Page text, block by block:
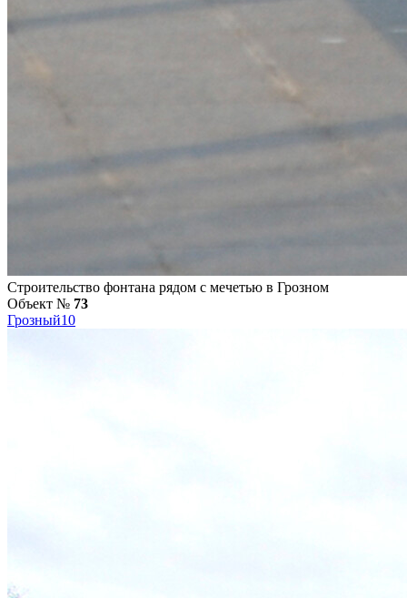
Строительство фонтана рядом с мечетью в Грозном
Объект № 73
Грозный10